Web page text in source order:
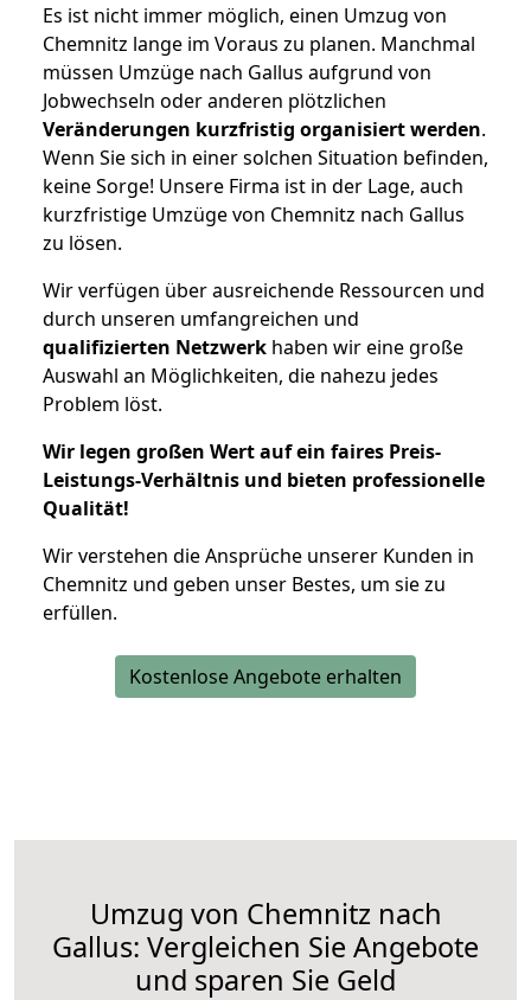
Es ist nicht immer möglich, einen Umzug von
Chemnitz lange im Voraus zu planen. Manchmal
müssen Umzüge nach Gallus aufgrund von
Jobwechseln oder anderen plötzlichen
Veränderungen kurzfristig organisiert werden.
Wenn Sie sich in einer solchen Situation befinden,
keine Sorge! Unsere Firma ist in der Lage, auch
kurzfristige Umzüge von Chemnitz nach Gallus
zu lösen.
Wir verfügen über ausreichende Ressourcen und
durch unseren umfangreichen und
qualifizierten Netzwerk haben wir eine große
Auswahl an Möglichkeiten, die nahezu jedes
Problem löst.
Wir legen großen Wert auf ein faires Preis-
Leistungs-Verhältnis und bieten professionelle
Qualität!
Wir verstehen die Ansprüche unserer Kunden in
Chemnitz und geben unser Bestes, um sie zu
erfüllen.
Kostenlose Angebote erhalten
Umzug von Chemnitz nach
Gallus: Vergleichen Sie Angebote
und sparen Sie Geld